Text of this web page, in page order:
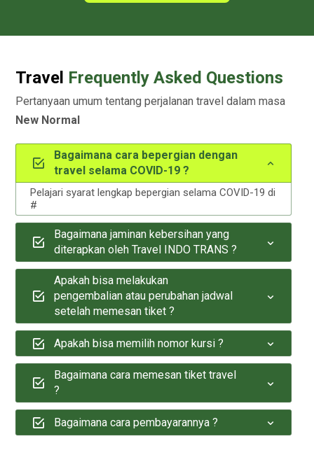
Travel Frequently Asked Questions
Pertanyaan umum tentang perjalanan travel dalam masa
New Normal
Bagaimana cara bepergian dengan
travel selama COVID-19 ?
Pelajari syarat lengkap bepergian selama COVID-19 di
#
Bagaimana jaminan kebersihan yang
diterapkan oleh Travel INDO TRANS ?
Apakah bisa melakukan
pengembalian atau perubahan jadwal
setelah memesan tiket ?
Apakah bisa memilih nomor kursi ?
Bagaimana cara memesan tiket travel
?
Bagaimana cara pembayarannya ?